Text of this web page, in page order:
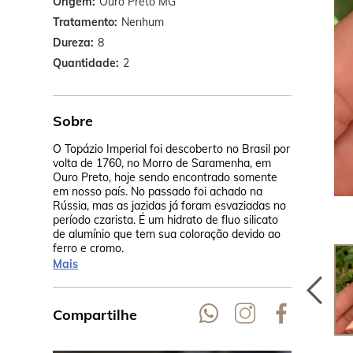
Tratamento Nenhum
Dureza 8
Quantidade 2
Sobre
O Topázio Imperial foi descoberto no Brasil por
volta de 1760, no Morro de Saramenha, em
Ouro Preto, hoje sendo encontrado somente
em nosso país. No passado foi achado na
Rússia, mas as jazidas já foram esvaziadas no
período czarista. É um hidrato de fluo silicato
de alumínio que tem sua coloração devido ao
ferro e cromo.
A origem
minerador
Imperatriz
Mais
Compartilhe